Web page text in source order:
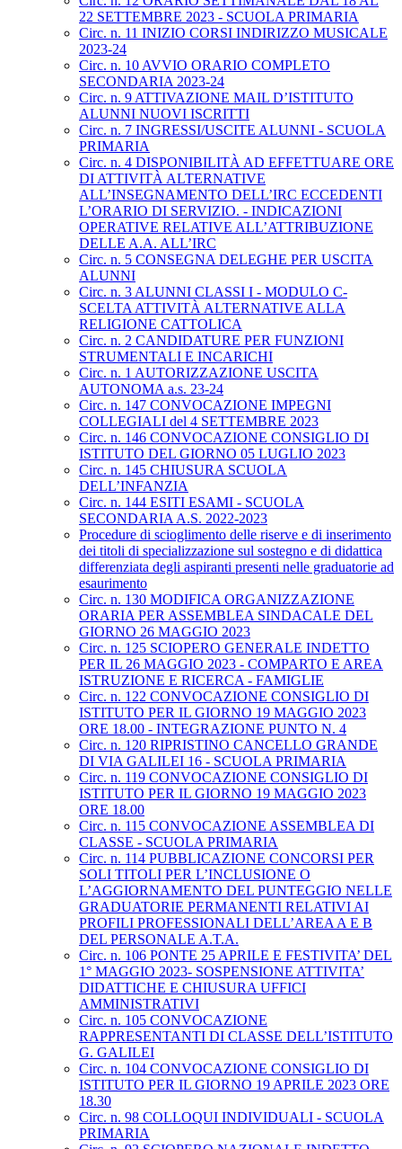
22 SETTEMBRE 2023 - SCUOLA PRIMARIA
Circ. n. 11 INIZIO CORSI INDIRIZZO MUSICALE
2023-24
Circ. n. 10 AVVIO ORARIO COMPLETO
SECONDARIA 2023-24
Circ. n. 9 ATTIVAZIONE MAIL D’ISTITUTO
ALUNNI NUOVI ISCRITTI
Circ. n. 7 INGRESSI/USCITE ALUNNI - SCUOLA
PRIMARIA
Circ. n. 4 DISPONIBILITÀ AD EFFETTUARE ORE
DI ATTIVITÀ ALTERNATIVE
ALL’INSEGNAMENTO DELL’IRC ECCEDENTI
L’ORARIO DI SERVIZIO. - INDICAZIONI
OPERATIVE RELATIVE ALL’ATTRIBUZIONE
DELLE A.A. ALL’IRC
Circ. n. 5 CONSEGNA DELEGHE PER USCITA
ALUNNI
Circ. n. 3 ALUNNI CLASSI I - MODULO C-
SCELTA ATTIVITÀ ALTERNATIVE ALLA
RELIGIONE CATTOLICA
Circ. n. 2 CANDIDATURE PER FUNZIONI
STRUMENTALI E INCARICHI
Circ. n. 1 AUTORIZZAZIONE USCITA
AUTONOMA a.s. 23-24
Circ. n. 147 CONVOCAZIONE IMPEGNI
COLLEGIALI del 4 SETTEMBRE 2023
Circ. n. 146 CONVOCAZIONE CONSIGLIO DI
ISTITUTO DEL GIORNO 05 LUGLIO 2023
Circ. n. 145 CHIUSURA SCUOLA
DELL’INFANZIA
Circ. n. 144 ESITI ESAMI - SCUOLA
SECONDARIA A.S. 2022-2023
Procedure di scioglimento delle riserve e di inserimento
dei titoli di specializzazione sul sostegno e di didattica
differenziata degli aspiranti presenti nelle graduatorie ad
esaurimento
Circ. n. 130 MODIFICA ORGANIZZAZIONE
ORARIA PER ASSEMBLEA SINDACALE DEL
GIORNO 26 MAGGIO 2023
Circ. n. 125 SCIOPERO GENERALE INDETTO
PER IL 26 MAGGIO 2023 - COMPARTO E AREA
ISTRUZIONE E RICERCA - FAMIGLIE
Circ. n. 122 CONVOCAZIONE CONSIGLIO DI
ISTITUTO PER IL GIORNO 19 MAGGIO 2023
ORE 18.00 - INTEGRAZIONE PUNTO N. 4
Circ. n. 120 RIPRISTINO CANCELLO GRANDE
DI VIA GALILEI 16 - SCUOLA PRIMARIA
Circ. n. 119 CONVOCAZIONE CONSIGLIO DI
ISTITUTO PER IL GIORNO 19 MAGGIO 2023
ORE 18.00
Circ. n. 115 CONVOCAZIONE ASSEMBLEA DI
CLASSE - SCUOLA PRIMARIA
Circ. n. 114 PUBBLICAZIONE CONCORSI PER
SOLI TITOLI PER L’INCLUSIONE O
L’AGGIORNAMENTO DEL PUNTEGGIO NELLE
GRADUATORIE PERMANENTI RELATIVI AI
PROFILI PROFESSIONALI DELL’AREA A E B
DEL PERSONALE A.T.A.
Circ. n. 106 PONTE 25 APRILE E FESTIVITA’ DEL
1° MAGGIO 2023- SOSPENSIONE ATTIVITA’
DIDATTICHE E CHIUSURA UFFICI
AMMINISTRATIVI
Circ. n. 105 CONVOCAZIONE
RAPPRESENTANTI DI CLASSE DELL’ISTITUTO
G. GALILEI
Circ. n. 104 CONVOCAZIONE CONSIGLIO DI
ISTITUTO PER IL GIORNO 19 APRILE 2023 ORE
18.30
Circ. n. 98 COLLOQUI INDIVIDUALI - SCUOLA
PRIMARIA